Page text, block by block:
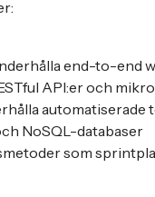
end-to-end
API:er och
automatiserade
NoSQL-databaser
som